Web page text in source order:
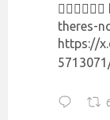
👉🏻👉🏻👉🏻
theres-
https://